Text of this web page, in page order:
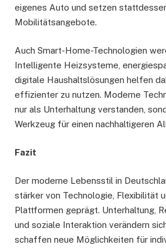
eigenes Auto und setzen
Mobilitätsangebote.
Auch Smart-Home-Technologien
Intelligente Heizsysteme,
digitale Haushaltslösungen helfen
effizienter zu nutzen. Moderne
nur als Unterhaltung verstanden,
Werkzeug für einen nachhaltigeren
Fazit
Der moderne Lebensstil in
stärker von Technologie, Flexibilität
Plattformen geprägt. Unterhaltung,
und soziale Interaktion verändern
schaffen neue Möglichkeiten für